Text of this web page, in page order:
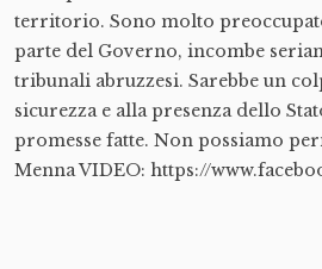
territorio. Sono molto
parte del Governo, incombe
tribunali abruzzesi. Sarebbe un
sicurezza e alla presenza dello
promesse fatte. Non possiamo
Menna VIDEO: https://